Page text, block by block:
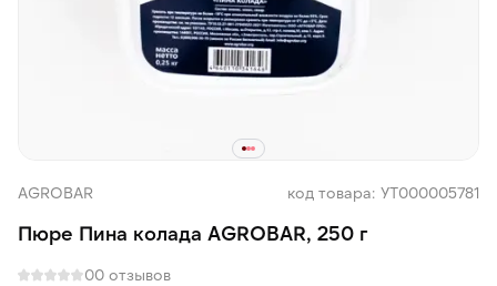
AGROBAR код товара: УТ000005781
Пюре Пина колада AGROBAR, 250 г
00 отзывов